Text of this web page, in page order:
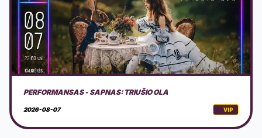
AVS NINDZĖ LIETUVA 2026 3 ETAPAS
2026-08-08 VIP